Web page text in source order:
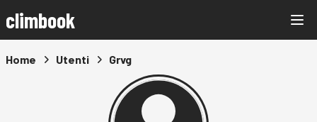
climbook
Home Utenti Grvg